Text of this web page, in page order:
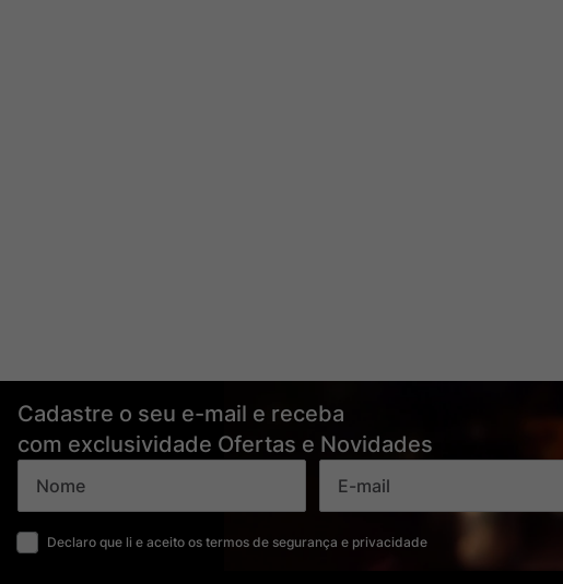
Cadastre o seu e-mail e receba
com exclusividade Ofertas e Novidades
Declaro que li e aceito os termos de segurança e privacidade